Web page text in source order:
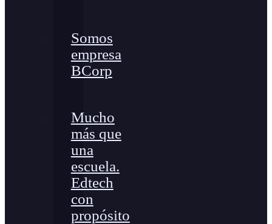
Somos
empresa
BCorp
Mucho
más que
una
escuela.
Edtech
con
propósito